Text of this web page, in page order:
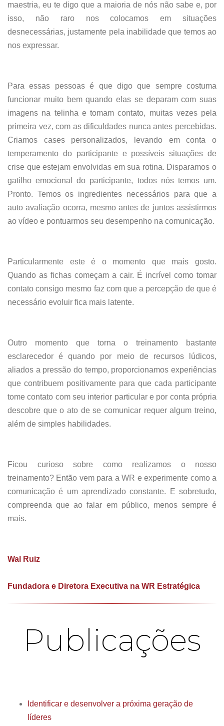
maestria, eu te digo que a maioria de nós não sabe e, por
isso, não raro nos colocamos em situações
desnecessárias, justamente pela inabilidade que temos ao
nos expressar.
Para essas pessoas é que digo que sempre costuma
funcionar muito bem quando elas se deparam com suas
imagens na telinha e tomam contato, muitas vezes pela
primeira vez, com as dificuldades nunca antes percebidas.
Criamos cases personalizados, levando em conta o
temperamento do participante e possíveis situações de
crise que estejam envolvidas em sua rotina. Disparamos o
gatilho emocional do participante, todos nós temos um.
Pronto. Temos os ingredientes necessários para que a
auto avaliação ocorra, mesmo antes de juntos assistirmos
ao vídeo e pontuarmos seu desempenho na comunicação.
Particularmente este é o momento que mais gosto.
Quando as fichas começam a cair. É incrível como tomar
contato consigo mesmo faz com que a percepção de que é
necessário evoluir fica mais latente.
Outro momento que torna o treinamento bastante
esclarecedor é quando por meio de recursos lúdicos,
aliados a pressão do tempo, proporcionamos experiências
que contribuem positivamente para que cada participante
tome contato com seu interior particular e por conta própria
descobre que o ato de se comunicar requer algum treino,
além de simples habilidades.
Ficou curioso sobre como realizamos o nosso
treinamento? Então vem para a WR e experimente como a
comunicação é um aprendizado constante. E sobretudo,
compreenda que ao falar em público, menos sempre é
mais.
Wal Ruiz
Fundadora e Diretora Executiva na WR Estratégica
Publicações
Identificar e desenvolver a próxima geração de
líderes